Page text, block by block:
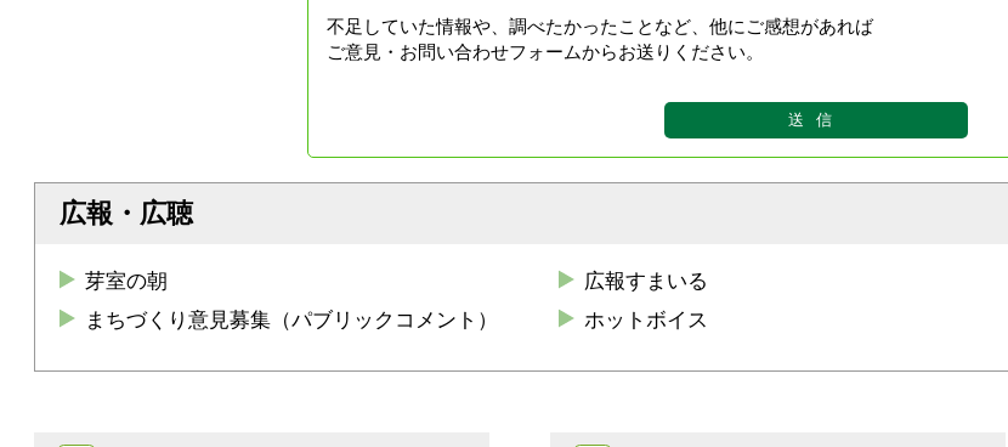
不足していた情報や、調べたかったことなど、他にご感想があれば
ご意見・お問い合わせフォームからお送りください。
広報・広聴
芽室の朝 広報すまいる
まちづくり意見募集（パブリックコメント）
ホットボイス